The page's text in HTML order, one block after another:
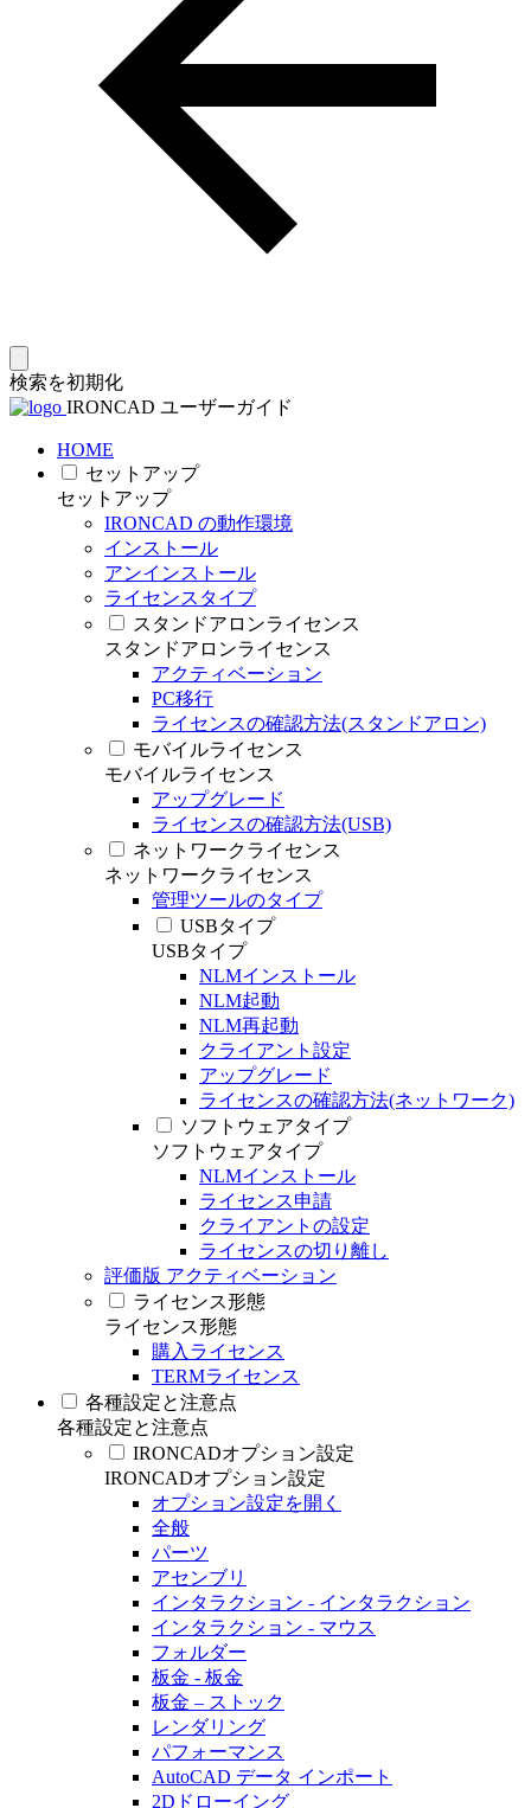
検索を初期化
IRONCAD ユーザーガイド
HOME
セットアップ
セットアップ
IRONCAD の動作環境
インストール
アンインストール
ライセンスタイプ
スタンドアロンライセンス
スタンドアロンライセンス
アクティベーション
PC移行
ライセンスの確認方法(スタンドアロン)
モバイルライセンス
モバイルライセンス
アップグレード
ライセンスの確認方法(USB)
ネットワークライセンス
ネットワークライセンス
管理ツールのタイプ
USBタイプ
USBタイプ
NLMインストール
NLM起動
NLM再起動
クライアント設定
アップグレード
ライセンスの確認方法(ネットワーク)
ソフトウェアタイプ
ソフトウェアタイプ
NLMインストール
ライセンス申請
クライアントの設定
ライセンスの切り離し
評価版 アクティベーション
ライセンス形態
ライセンス形態
購入ライセンス
TERMライセンス
各種設定と注意点
各種設定と注意点
IRONCADオプション設定
IRONCADオプション設定
オプション設定を開く
全般
パーツ
アセンブリ
インタラクション - インタラクション
インタラクション - マウス
フォルダー
板金 - 板金
板金 – ストック
レンダリング
パフォーマンス
AutoCAD データ インポート
2Dドローイング